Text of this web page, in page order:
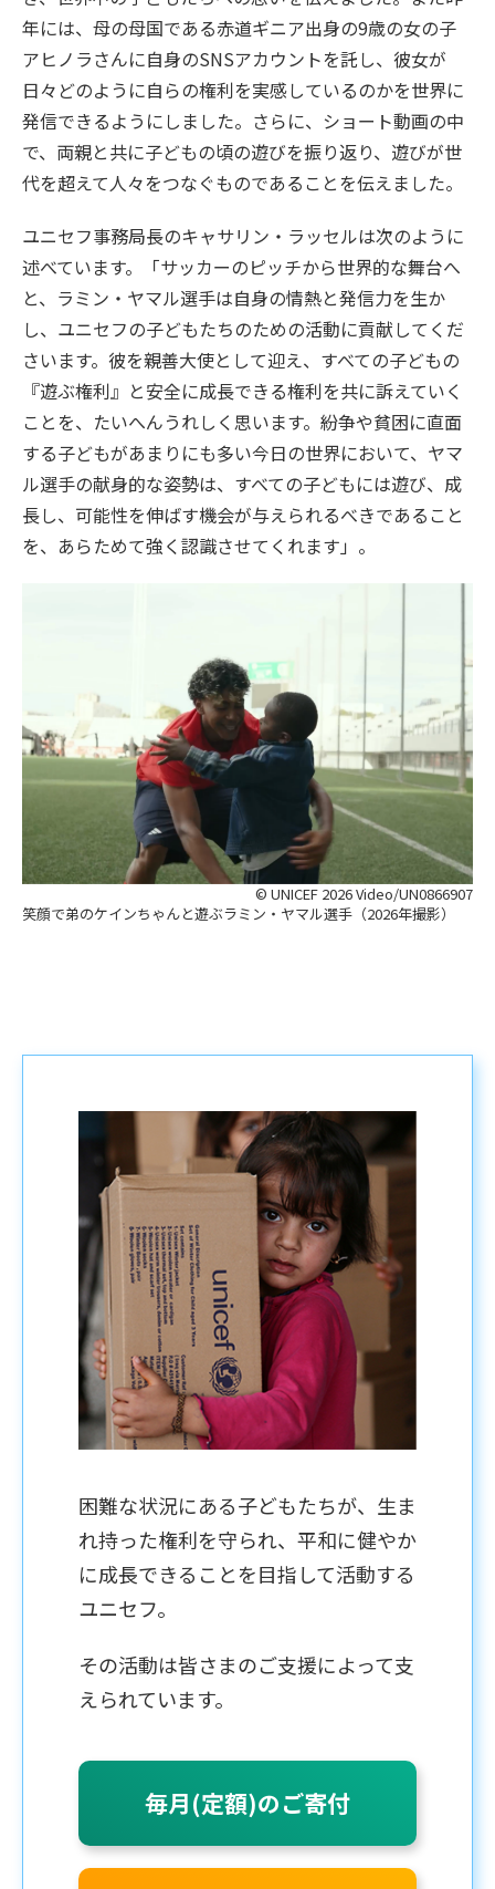
年には、母の母国である赤道ギニア出身の9歳の女の子
アヒノラさんに自身のSNSアカウントを託し、彼女が
日々どのように自らの権利を実感しているのかを世界に
発信できるようにしました。さらに、ショート動画の中
で、両親と共に子どもの頃の遊びを振り返り、遊びが世
代を超えて人々をつなぐものであることを伝えました。
ユニセフ事務局長のキャサリン・ラッセルは次のように
述べています。「サッカーのピッチから世界的な舞台へ
と、ラミン・ヤマル選手は自身の情熱と発信力を生か
し、ユニセフの子どもたちのための活動に貢献してくだ
さいます。彼を親善大使として迎え、すべての子どもの
『遊ぶ権利』と安全に成長できる権利を共に訴えていく
ことを、たいへんうれしく思います。紛争や貧困に直面
する子どもがあまりにも多い今日の世界において、ヤマ
ル選手の献身的な姿勢は、すべての子どもには遊び、成
長し、可能性を伸ばす機会が与えられるべきであること
を、あらためて強く認識させてくれます」。
© UNICEF 2026 Video/UN0866907
笑顔で弟のケインちゃんと遊ぶラミン・ヤマル選手（2026年撮影）
困難な状況にある子どもたちが、生ま
れ持った権利を守られ、平和に健やか
に成長できることを目指して活動する
ユニセフ。
その活動は皆さまのご支援によって支
えられています。
毎月(定額)のご寄付